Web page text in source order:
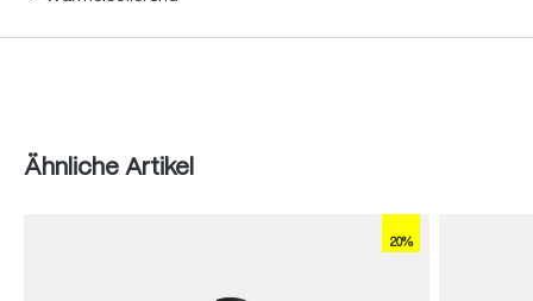
Produktgalerie überspringen
Ähnliche Artikel
20%